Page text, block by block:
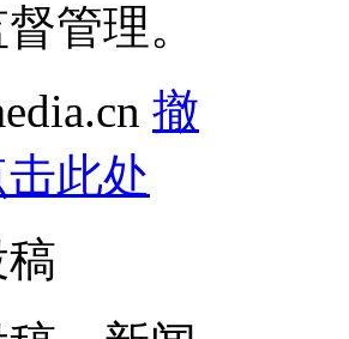
管理。
撤
此处
稿